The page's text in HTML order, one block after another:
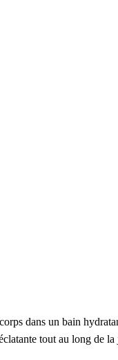
dans un bain
tout au long de la